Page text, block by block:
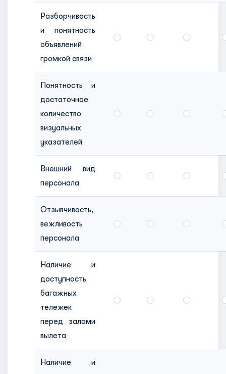
Разборчивость
и понятность
объявлений
громкой связи
Понятность и
достаточное
количество
визуальных
указателей
Внешний вид
персонала
Отзывчивость,
вежливость
персонала
Наличие и
доступность
багажных
тележек
перед залами
вылета
Наличие и